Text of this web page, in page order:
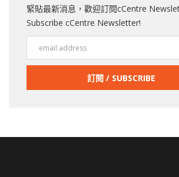
緊貼最新消息，歡迎訂閱cCentre
Subscribe cCentre Newsletter!